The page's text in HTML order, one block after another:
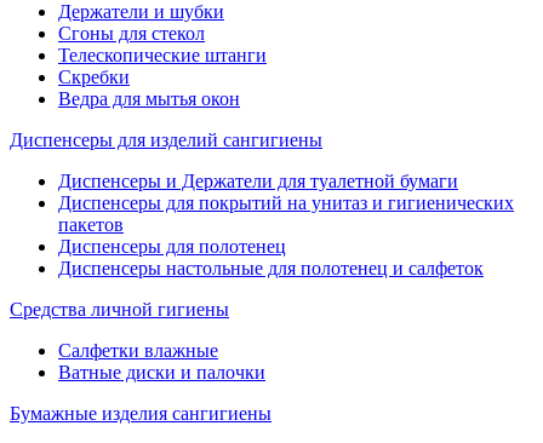
Держатели и шубки
Сгоны для стекол
Телескопические штанги
Скребки
Ведра для мытья окон
Диспенсеры для изделий сангигиены
Диспенсеры и Держатели для туалетной бумаги
Диспенсеры для покрытий на унитаз и гигиенических
пакетов
Диспенсеры для полотенец
Диспенсеры настольные для полотенец и салфеток
Средства личной гигиены
Салфетки влажные
Ватные диски и палочки
Бумажные изделия сангигиены